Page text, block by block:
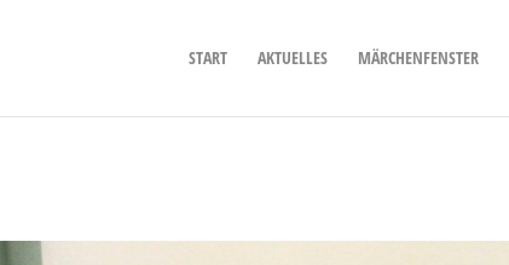
START AKTUELLES MÄRCHENFENSTER